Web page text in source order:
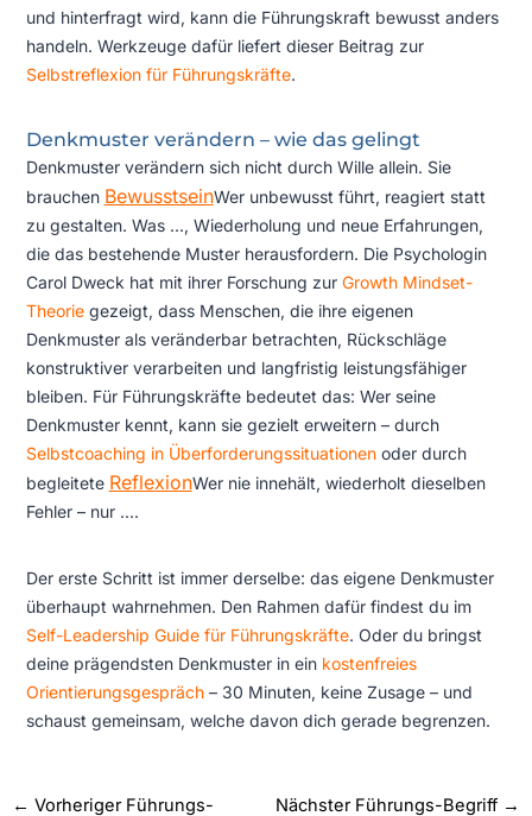
und hinterfragt wird, kann die Führungskraft bewusst anders
handeln. Werkzeuge dafür liefert dieser Beitrag zur
Selbstreflexion für Führungskräfte.
Denkmuster verändern – wie das gelingt
Denkmuster verändern sich nicht durch Wille allein. Sie
brauchen BewusstseinWer unbewusst führt, reagiert statt
zu gestalten. Was ..., Wiederholung und neue Erfahrungen,
die das bestehende Muster herausfordern. Die Psychologin
Carol Dweck hat mit ihrer Forschung zur Growth Mindset-
Theoriegezeigt, dass Menschen, die ihre eigenen
Denkmuster als veränderbar betrachten, Rückschläge
konstruktiver verarbeiten und langfristig leistungsfähiger
bleiben. Für Führungskräfte bedeutet das: Wer seine
Denkmuster kennt, kann sie gezielt erweitern – durch
Selbstcoaching in Überforderungssituationenoder durch
begleitete ReflexionWer nie innehält, wiederholt dieselben
Fehler – nur ....
Der erste Schritt ist immer derselbe: das eigene Denkmuster
überhaupt wahrnehmen. Den Rahmen dafür findest du im
Self-Leadership Guide für Führungskräfte. Oder du bringst
deine prägendsten Denkmuster in ein kostenfreies
Orientierungsgespräch– 30 Minuten, keine Zusage – und
schaust gemeinsam, welche davon dich gerade begrenzen.
← Vorheriger Führungs-
Nächster Führungs-Begriff →